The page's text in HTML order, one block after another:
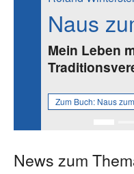
Naus
Mein Leben
Zum Buch: Naus
News zum